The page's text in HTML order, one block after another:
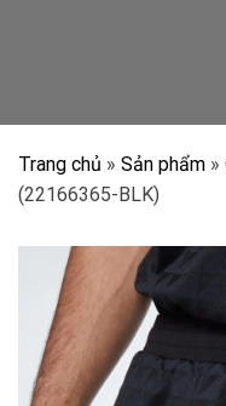
Trang chủ » Sản phẩm »
(22166365-BLK)